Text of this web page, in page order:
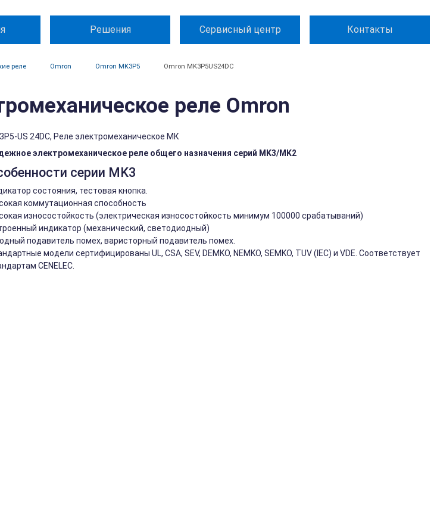
Решения Сервисный центр Контакты
реле Omron Omron MK3P5 Omron MK3P5US24DC
реле Omron
US 24DC, Реле электромеханическое МК
электромеханическое реле общего назначения серий MK3/MK2
серии MK3
состояния, тестовая кнопка.
коммутационная способность
износостойкость (электрическая износостойкость минимум 100000 срабатываний)
индикатор (механический, светодиодный)
подавитель помех, варисторный подавитель помех.
модели сертифицированы UL, CSA, SEV, DEMKO, NEMKO, SEMKO, TUV (IEC) и VDE. Соответствует
CENELEC.